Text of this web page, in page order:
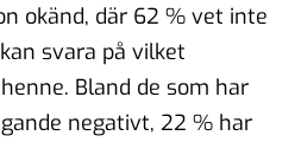
okänd, där 62 % vet inte
svara på vilket
Bland de som har
negativt, 22 % har